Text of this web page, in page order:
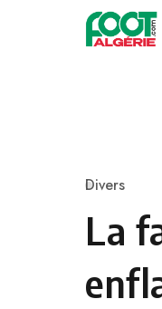
Skip to content
Category
Divers
La